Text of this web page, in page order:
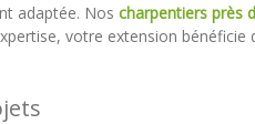
adaptée. Nos charpentiers près
votre extension bénéficie